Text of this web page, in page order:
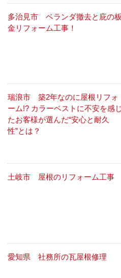
多治見市 ベランダ撤去と庇の板
金リフォーム工事！
瑞浪市 築2年なのに屋根リフォ
ーム!? カラーベストに不安を感じ
たお客様が選んだ“安心と耐久
性”とは？
土岐市 屋根のリフォーム工事
愛知県 社務所の瓦屋根修理